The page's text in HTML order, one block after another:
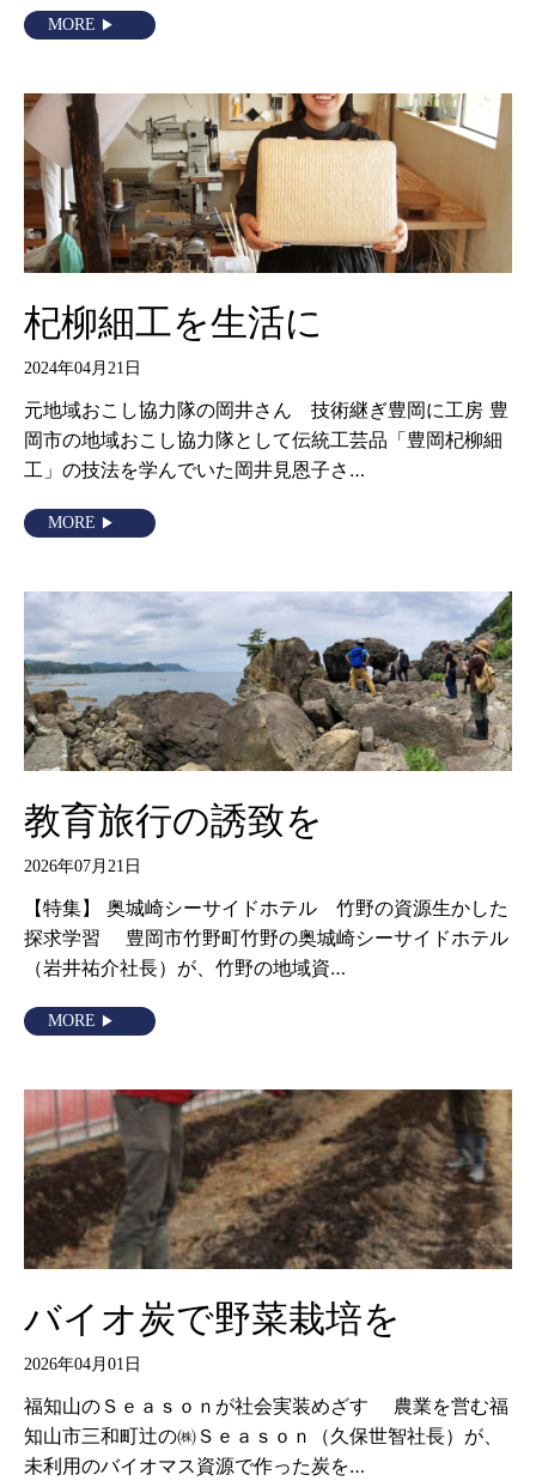
MORE
杞柳細工を生活に
2024年04月21日
元地域おこし協力隊の岡井さん 技術継ぎ豊岡に工房 豊
岡市の地域おこし協力隊として伝統工芸品「豊岡杞柳細
工」の技法を学んでいた岡井見恩子さ…
MORE
教育旅行の誘致を
2026年07月21日
【特集】 奥城崎シーサイドホテル 竹野の資源生かした
探求学習 豊岡市竹野町竹野の奥城崎シーサイドホテル
（岩井祐介社長）が、竹野の地域資…
MORE
バイオ炭で野菜栽培を
2026年04月01日
福知山のＳｅａｓｏｎが社会実装めざす 農業を営む福
知山市三和町辻の㈱Ｓｅａｓｏｎ（久保世智社長）が、
未利用のバイオマス資源で作った炭を…